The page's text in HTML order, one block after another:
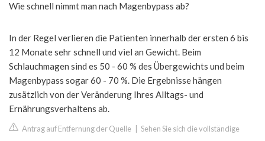
Wie schnell nimmt man nach Magenbypass ab?
In der Regel verlieren die Patienten innerhalb der ersten 6 bis
12 Monate sehr schnell und viel an Gewicht. Beim
Schlauchmagen sind es 50 - 60 % des Übergewichts und beim
Magenbypass sogar 60 - 70 %. Die Ergebnisse hängen
zusätzlich von der Veränderung Ihres Alltags- und
Ernährungsverhaltens ab.
Antrag auf Entfernung der Quelle Sehen Sie sich die vollständige